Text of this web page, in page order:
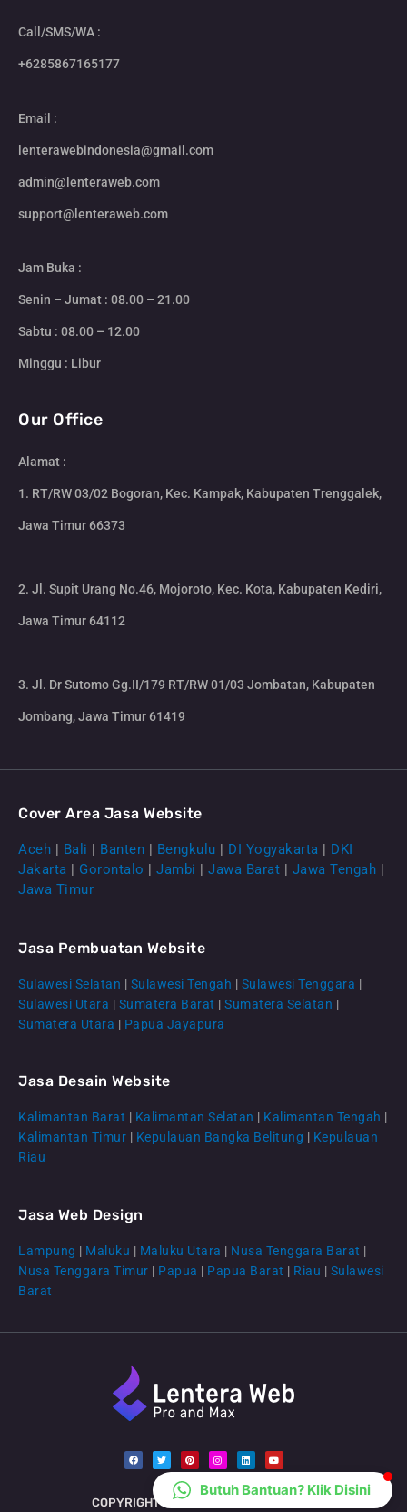
CS Lenteraweb
Butuh Bantuan? Klik Disini
Call/SMS/WA :
+6285867165177
Email :
lenterawebindonesia@gmail.com
admin@lenteraweb.com
support@lenteraweb.com
Jam Buka :
Senin – Jumat : 08.00 – 21.00
Sabtu : 08.00 – 12.00
Minggu : Libur
Our Office
Alamat :
1. RT/RW 03/02 Bogoran, Kec. Kampak, Kabupaten Trenggalek,
Jawa Timur 66373
2. Jl. Supit Urang No.46, Mojoroto, Kec. Kota, Kabupaten Kediri,
Jawa Timur 64112
3. Jl. Dr Sutomo Gg.II/179 RT/RW 01/03 Jombatan, Kabupaten
Jombang, Jawa Timur 61419
Cover Area Jasa Website
Aceh | Bali | Banten | Bengkulu | DI Yogyakarta | DKI
Jakarta | Gorontalo | Jambi | Jawa Barat | Jawa Tengah |
Jawa Timur
Jasa Pembuatan Website
Sulawesi Selatan | Sulawesi Tengah | Sulawesi Tenggara |
Sulawesi Utara | Sumatera Barat | Sumatera Selatan |
Sumatera Utara | Papua Jayapura
Jasa Desain Website
Kalimantan Barat | Kalimantan Selatan | Kalimantan Tengah |
Kalimantan Timur | Kepulauan Bangka Belitung | Kepulauan
Riau
Jasa Web Design
Lampung | Maluku | Maluku Utara | Nusa Tenggara Barat |
Nusa Tenggara Timur | Papua | Papua Barat | Riau | Sulawesi
Barat
F
a
c
o
T
w
i
t
r
P
i
n
e
r
I
n
s
a
g
L
i
n
e
d
Y
o
u
u
b
COPYRIGHT © 2026